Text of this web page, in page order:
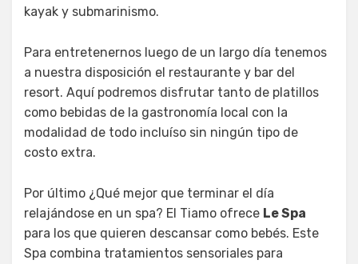
kayak y submarinismo.
Para entretenernos luego de un largo día tenemos
a nuestra disposición el restaurante y bar del
resort. Aquí podremos disfrutar tanto de platillos
como bebidas de la gastronomía local con la
modalidad de todo incluíso sin ningún tipo de
costo extra.
Por último ¿Qué mejor que terminar el día
relajándose en un spa? El Tiamo ofrece Le Spa
para los que quieren descansar como bebés. Este
Spa combina tratamientos sensoriales para